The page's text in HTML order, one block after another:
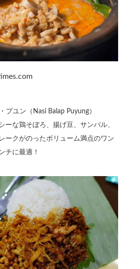
プユン（Nasi Balap Puyung）
ーな鶏そぼろ、揚げ豆、サンバル、
ークがのったボリューム満点のワン
チに最適！